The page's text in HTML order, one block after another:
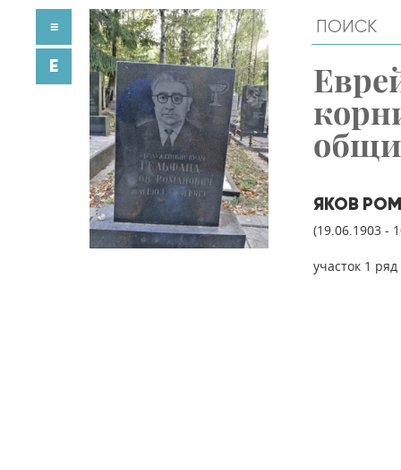
ЯКОВ
(19.06.1903 -
участок 1
≡
E